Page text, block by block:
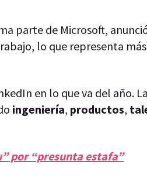
parte de Microsoft,
lo que representa
en lo que va del año. La
ingeniería, productos,
por “presunta estafa”